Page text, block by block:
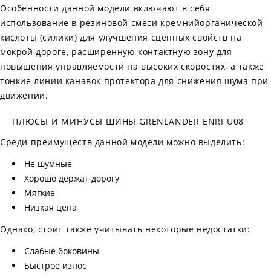
Особенности данной модели включают в себя
использование в резиновой смеси кремнийорганической
кислоты (силики) для улучшения сцепных свойств на
мокрой дороге, расширенную контактную зону для
повышения управляемости на высоких скоростях, а также
тонкие линии канавок протектора для снижения шума при
движении.
ПЛЮСЫ И МИНУСЫ ШИНЫ GRENLANDER ENRI U08
Среди преимуществ данной модели можно выделить:
Не шумные
Хорошо держат дорогу
Мягкие
Низкая цена
Однако, стоит также учитывать некоторые недостатки:
Слабые боковины
Быстрое износ